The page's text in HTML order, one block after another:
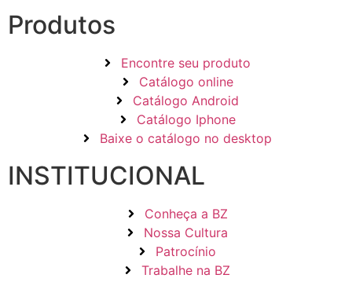
Produtos
Encontre seu produto
Catálogo online
Catálogo Android
Catálogo Iphone
Baixe o catálogo no desktop
INSTITUCIONAL
Conheça a BZ
Nossa Cultura
Patrocínio
Trabalhe na BZ